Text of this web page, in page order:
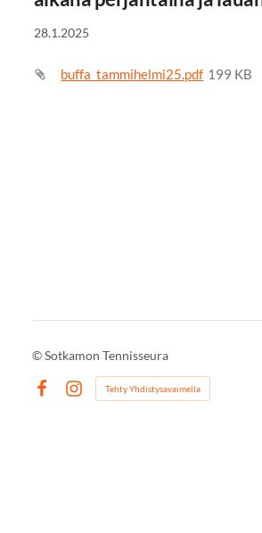
28.1.2025
buffa_tammihelmi25.pdf 199 KB
©Sotkamon Tennisseura
Instagram
Tehty Yhdistysavaimella